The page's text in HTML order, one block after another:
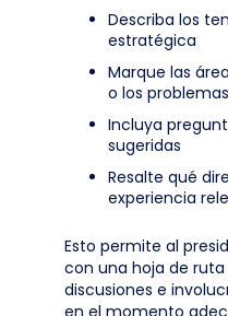
Describa los
estratégica
Marque las
o los
Incluya
sugeridas
Resalte qué
experiencia
Esto permite al
con una hoja de
discusiones e
en el momento